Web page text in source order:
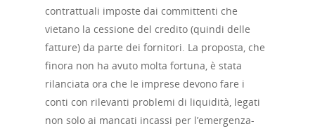
contrattuali imposte dai committenti che
vietano la cessione del credito (quindi delle
fatture) da parte dei fornitori. La proposta, che
finora non ha avuto molta fortuna, è stata
rilanciata ora che le imprese devono fare i
conti con rilevanti problemi di liquidità, legati
non solo ai mancati incassi per l’emergenza-